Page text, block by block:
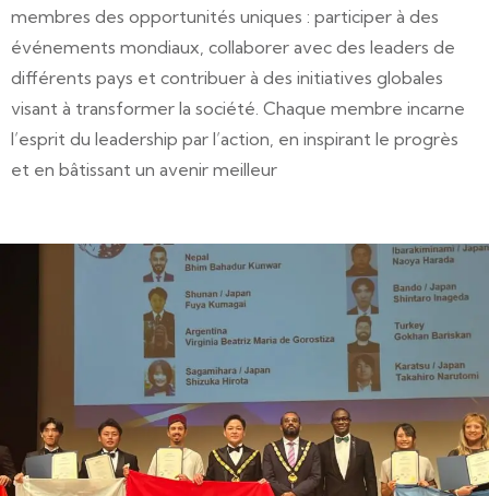
membres des opportunités uniques : participer à des
événements mondiaux, collaborer avec des leaders de
différents pays et contribuer à des initiatives globales
visant à transformer la société. Chaque membre incarne
l’esprit du leadership par l’action, en inspirant le progrès
et en bâtissant un avenir meilleur